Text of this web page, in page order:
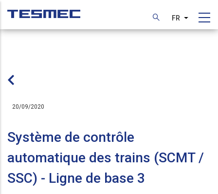
contenu
FR Lister les
20/09/2020
Système de contrôle
automatique des trains (SCMT /
SSC) - Ligne de base 3